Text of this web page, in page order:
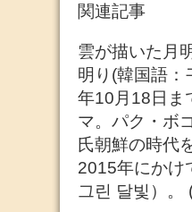
関連記事
雲が描いた月
明り(韓国語
年10月18日ま
マ。パク・ボ
氏朝鮮の時代
2015年にかけ
그린 달빛）。